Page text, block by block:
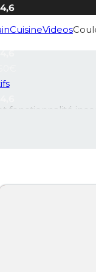
4,6
CuisineVideos
et